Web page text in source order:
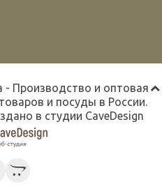
Производство и оптовая
и посуды в России.
в студии CaveDesign